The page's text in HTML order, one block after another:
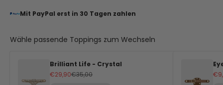
Mit PayPal erst in 30 Tagen zahlen
Wähle passende Toppings zum Wechseln
Brilliant Life - Crystal
Angebot
€29,90Regulärer Preis
€35,00